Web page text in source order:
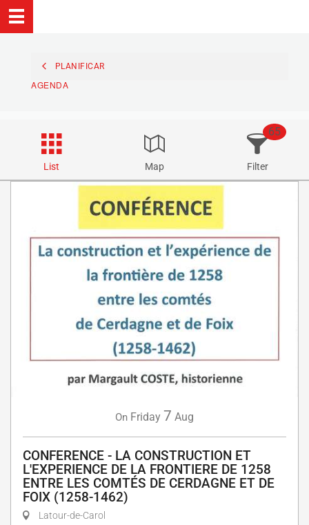
PLANIFICAR
AGENDA
List Map Filter
65
On Friday 7 Aug
CONFERENCE - LA CONSTRUCTION ET
L'EXPERIENCE DE LA FRONTIERE DE 1258
ENTRE LES COMTÉS DE CERDAGNE ET DE
FOIX (1258-1462)
Latour-de-Carol